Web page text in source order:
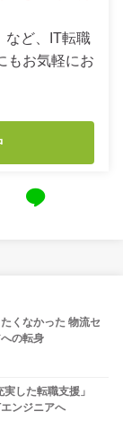
など、IT転職
もお気軽にお
line
くなかった 物流セ
の転身
した転職支援」
ンジニアへ